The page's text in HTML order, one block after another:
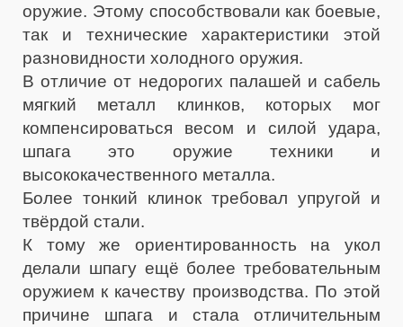
оружие. Этому способствовали как боевые,
так и технические характеристики этой
разновидности холодного оружия.
В отличие от недорогих палашей и сабель
мягкий металл клинков, которых мог
компенсироваться весом и силой удара,
шпага это оружие техники и
высококачественного металла.
Более тонкий клинок требовал упругой и
твёрдой стали.
К тому же ориентированность на укол
делали шпагу ещё более требовательным
оружием к качеству производства. По этой
причине шпага и стала отличительным